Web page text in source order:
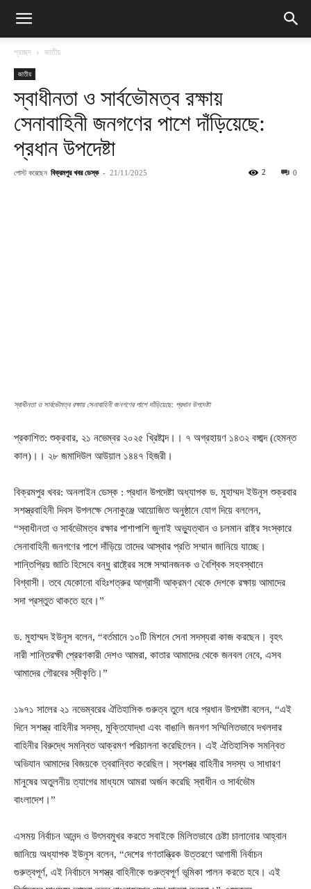
প্রচ্ছদ জাতীয়
জাতীয়
স্বাধীনতা ও সার্বভৌমত্ব রক্ষায়
সেনাবাহিনী জনগণের পাশে দাঁড়িয়েছে:
প্রধান উপদেষ্টা
পোস্ট করেছেন বিক্রমপুর খবর ডেস্ক - 21/11/2025 0
2
স্বাধীনতা ও সার্বভৌমত্ব রক্ষায় সেনাবাহিনী জনগণের পাশে দাঁড়িয়েছে: প্রধান উপদেষ্টা
প্রকাশিত: শুক্রবার, ২১ নভেম্বর ২০২৫ খ্রিষ্টাব্দ।। ৭ অগ্রহায়ণ ১৪৩২ বঙ্গাব্দ (হেমন্ত
কাল)।। ২৮ জমাদিউল আউয়াল ১৪৪৭ হিজরী।
বিক্রমপুর খবর: অনলাইন ডেস্ক : প্রধান উপদেষ্টা অধ্যাপক ড. মুহাম্মদ ইউনূস শুক্রবার
সশস্ত্রবাহিনী দিবস উপলক্ষে সেনাকুঞ্জে আয়োজিত অনুষ্ঠানে যোগ দিয়ে বললেন,
“স্বাধীনতা ও সার্বভৌমত্ব রক্ষার পাশাপাশি জুলাই অভ্যুত্থান ও চলমান রাষ্ট্র সংস্কারে
সেনাবাহিনী জনগণের পাশে দাঁড়িয়ে তাদের আস্থার প্রতি সম্মান জানিয়ে যাচ্ছে।
শান্তিপ্রিয় জাতি হিসেবে বন্ধু রাষ্ট্রের সঙ্গে সম্মানজনক ও বৈশ্বিক সহবস্থানে
বিশ্বাসী। তবে যেকোনো বহিঃশত্রুর আগ্রাসী আক্রমণ থেকে দেশকে রক্ষায় আমাদের
সদা প্রস্তুত থাকতে হবে।”
ড. মুহাম্মদ ইউনূস বলেন, “বর্তমানে ১০টি মিশনে সেনা সদস্যরা কাজ করছেন। বৃহৎ
নারী শান্তিরক্ষী প্রেরণকারী দেশও আমরা, কাতার আমাদের থেকে জনবল নেবে, এসব
আমাদের গৌরবের স্বীকৃতি।”
১৯৭১ সালের ২১ নভেম্বরের ঐতিহাসিক গুরুত্ব তুলে ধরে প্রধান উপদেষ্টা বলেন, “এই
দিনে সশস্ত্র বাহিনীর সদস্য, মুক্তিযোদ্ধা এবং বাঙালি জনগণ সম্মিলিতভাবে দখলদার
বাহিনীর বিরুদ্ধে সমন্বিত আক্রমণ পরিচালনা করেছিলেন। এই ঐতিহাসিক সমন্বিত
অভিযান আমাদের বিজয়কে ত্বরান্বিত করেছিল। স্বশস্ত্র বাহিনীর সদস্য ও সাধারণ
মানুষের অতুলনীয় ত্যাগের মাধ্যমে আমরা অর্জন করেছি স্বাধীন ও সার্বভৌম
বাংলাদেশ।”
এসময় নির্বাচন আনন্দ ও উৎসবমুখর করতে সবাইকে মিলিতভাবে চেষ্টা চালানোর আহ্বান
জানিয়ে অধ্যাপক ইউনূস বলেন, “দেশের গণতান্ত্রিক উত্তরণে আগামী নির্বাচন
গুরুত্বপূর্ণ, এই নির্বাচনে সশস্ত্র বাহিনীকে গুরুত্বপূর্ণ ভূমিকা পালন করতে হবে। এই